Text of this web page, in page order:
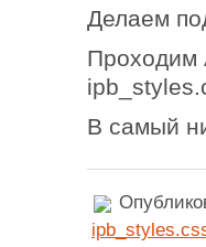
Делаем
В самый